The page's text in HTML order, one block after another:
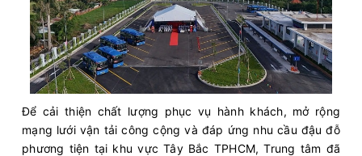
Để cải thiện chất lượng phục vụ hành khách, mở rộng
mạng lưới vận tải công cộng và đáp ứng nhu cầu đậu đỗ
phương tiện tại khu vực Tây Bắc TPHCM, Trung tâm đã